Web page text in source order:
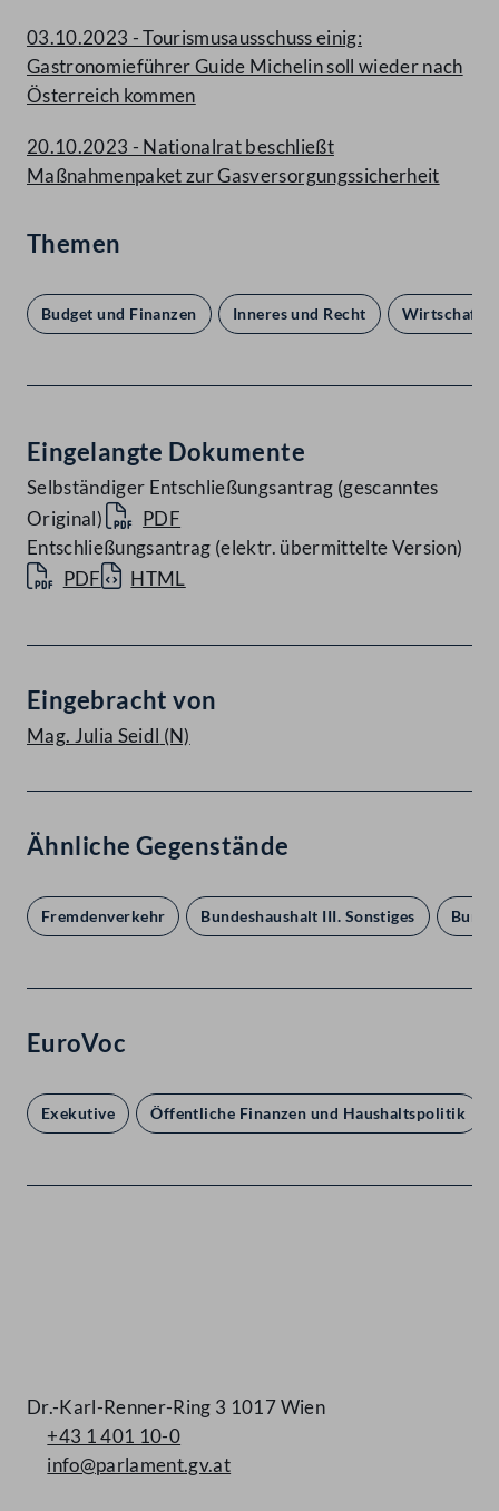
03.10.2023 - Tourismusausschuss einig:
Gastronomieführer Guide Michelin soll wieder nach
Österreich kommen
20.10.2023 - Nationalrat beschließt
Maßnahmenpaket zur Gasversorgungssicherheit
Themen
Budget und Finanzen Inneres und Recht Wirtschaft
Eingelangte Dokumente
Selbständiger Entschließungsantrag (gescanntes
Original)
PDF
Entschließungsantrag (elektr. übermittelte Version)
PDF
HTML
Eingebracht von
Mag. Julia Seidl (N)
Ähnliche Gegenstände
Fremdenverkehr Bundeshaushalt III. Sonstiges
EuroVoc
Exekutive Öffentliche Finanzen und Haushaltspolitik
Dr.-Karl-Renner-Ring 3 1017 Wien
+43 1 401 10-0
info@parlament.gv.at